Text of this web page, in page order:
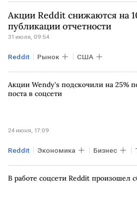
Акции Reddit снижаются на
публикации отчетности
31 июля, 09:54
Reddit Рынок США
Акции Wendy's подскочили на 25%
поста в соцсети
24 июня, 17:09
Reddit Экономика Бизнес
Рынок
В работе соцсети Reddit произошел